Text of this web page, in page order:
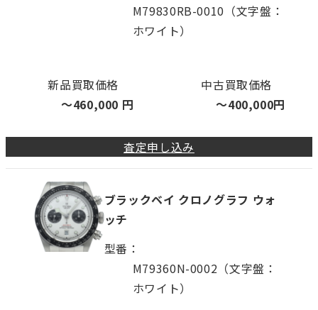
M79830RB-0010（文字盤：
ホワイト）
新品買取価格
〜460,000 円
中古買取価格
〜400,000円
査定申し込み
ブラックベイ クロノグラフ ウォ
ッチ
型番
M79360N-0002（文字盤：
ホワイト）